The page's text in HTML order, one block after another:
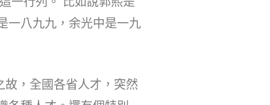
一八九九，余光中是一九
，全國各省人才，突然